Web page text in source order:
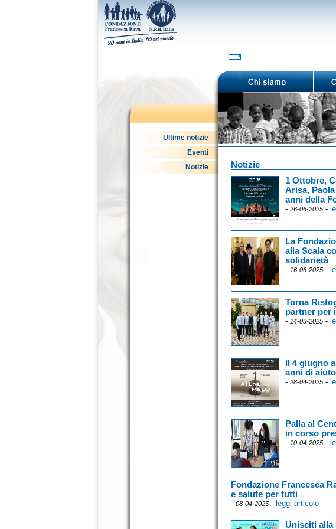
Ultime notizie
Eventi
Notizie
Notizie
1 Ottobre,
Arisa,
anni della
- 26-06-2025 -
La
alla Scala
solidarietà
- 16-06-2025 -
Torna
partner per
- 14-05-2025 -
Il 4 giugno
anni di
- 28-04-2025 -
Palla al
in corso
- 10-04-2025 -
Fondazione Francesca
e salute per tutti
- 08-04-2025 - leggi articolo
Unisciti alla